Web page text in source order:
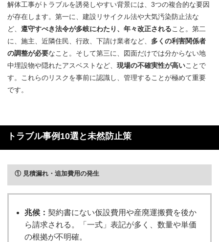
解体工事がトラブルを誘発しやすい背景には、3つの複合的な要因
が存在します。第一に、建設リサイクル法や大気汚染防止法な
ど、 遵守すべき法令が多岐にわたり、年々改正されること。第二
に、施主、近隣住民、行政、下請け業者など、 多くの利害関係者
の調整が必要なこと。そして第三に、図面だけでは分からない地
中埋設物や隠れたアスベストなど、 現場の不確実性が高いことで
す。これらのリスクを事前に認識し、管理することが極めて重要
です。
トラブル事例10選と未然防止策
① 見積漏れ・追加費用の発生
兆候： 契約書にない仮設費用や産廃運搬費を後か
ら請求される。「一式」表記が多く、数量や単価
の根拠が不明確。